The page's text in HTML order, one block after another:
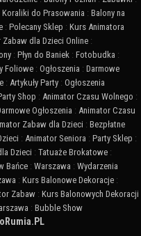
Koraliki do Prasowania : Balony na
: Polecany Sklep : Kurs Animatora
Zabaw dla Dzieci Online :
: Płyn do Baniek : Fotobudka :
Foliowe : Ogłoszenia : Darmowe
: Artykuły Party : Ogłoszenia
Shop : Animator Czasu Wolnego :
Ogłoszenia : Animator Czasu
Zabaw dla Dzieci : Bezpłatne
: Animator Seniora : Party Sklep :
Dzieci : Tatuaże Brokatowe :
Bańce : Warszawa : Wydarzenia
: Kurs Balonowe Dekoracje :
Zabaw : Kurs Balonowych Dekoracji
: Bubble Show